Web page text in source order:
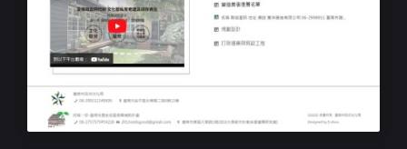
政府響應式網站設計
好舊。好-臺南市歷史街區振興補助計畫